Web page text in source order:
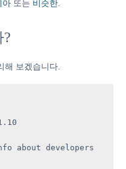
아 또는 비슷한
해 보겠습니다.
about developers